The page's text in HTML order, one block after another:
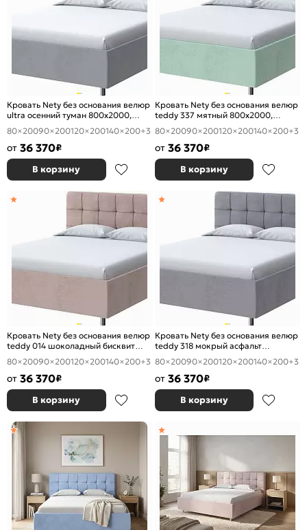
Кровать Nety без основания велюр
ultra осенний туман 800x2000,
изголовье мягкое
80×20090×200120×200140×200+3
от 36 370₽
В корзину
Кровать Nety без основания велюр
teddy 337 мятный 800x2000,
изголовье мягкое
80×20090×200120×200140×200+3
от 36 370₽
В корзину
Кровать Nety без основания велюр
teddy 014 шоколадный бисквит
800x2000, изголовье мягкое
80×20090×200120×200140×200+3
от 36 370₽
В корзину
Кровать Nety без основания велюр
teddy 318 мокрый асфальт
800x2000, изголовье мягкое
80×20090×200120×200140×200+3
от 36 370₽
В корзину